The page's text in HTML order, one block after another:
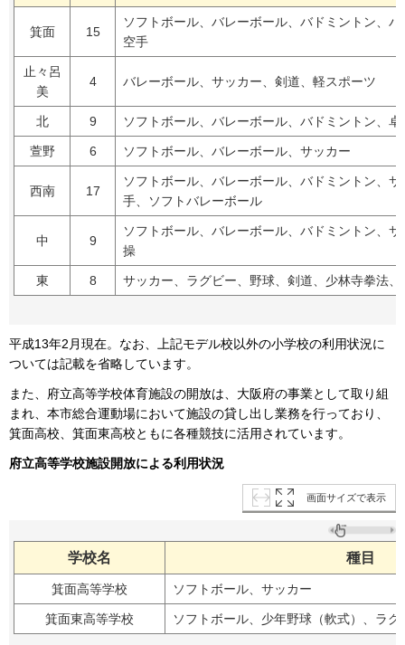
箕面 15
ソフトボール、バレーボール、バドミントン、
空手
止々呂
美
4 バレーボール、サッカー、剣道、軽スポーツ
北 9 ソフトボール、バレーボール、バドミントン、
萱野 6 ソフトボール、バレーボール、サッカー
西南 17
ソフトボール、バレーボール、バドミントン、
手、ソフトバレーボール
中 9
ソフトボール、バレーボール、バドミントン、
操
東 8 サッカー、ラグビー、野球、剣道、少林寺拳法、
平成13年2月現在。なお、上記モデル校以外の小学校の利用状況に
ついては記載を省略しています。
また、府立高等学校体育施設の開放は、大阪府の事業として取り組
まれ、本市総合運動場において施設の貸し出し業務を行っており、
箕面高校、箕面東高校ともに各種競技に活用されています。
府立高等学校施設開放による利用状況
画面サイズで表示
学校名 種目
箕面高等学校 ソフトボール、サッカー
箕面東高等学校 ソフトボール、少年野球（軟式）、ラグ